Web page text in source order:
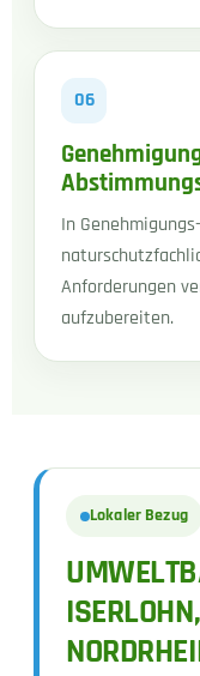
06
In
Anforderungen
aufzubereiten.
Lokaler Bezug